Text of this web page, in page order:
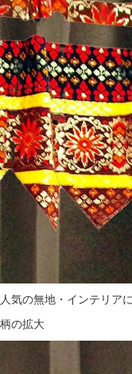
人気の無地・インテリア
柄の拡大